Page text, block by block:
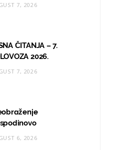
a
7, 2026
ČITANJA – 7.
2026.
7, 2026
6, 2026